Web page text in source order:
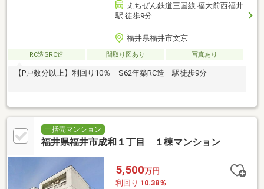
えちぜん鉄道三国線 福大前西福井
駅 徒歩9分
福井県福井市文京
RC造SRC造 間取り図あり 写真あり
【P戸数分以上】利回り10％ S62年築RC造 駅徒歩9分
一括売マンション
福井県福井市成和１丁目 １棟マンション
5,500万円
利回り 10.38％